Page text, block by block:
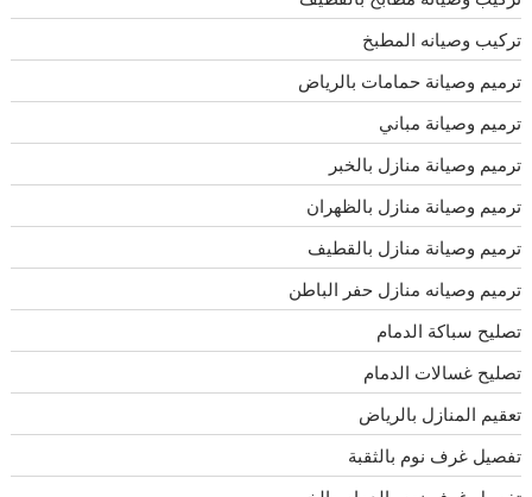
تركيب وصيانه المطبخ
ترميم وصيانة حمامات بالرياض
ترميم وصيانة مباني
ترميم وصيانة منازل بالخبر
ترميم وصيانة منازل بالظهران
ترميم وصيانة منازل بالقطيف
ترميم وصيانه منازل حفر الباطن
تصليح سباكة الدمام
تصليح غسالات الدمام
تعقيم المنازل بالرياض
تفصيل غرف نوم بالثقبة